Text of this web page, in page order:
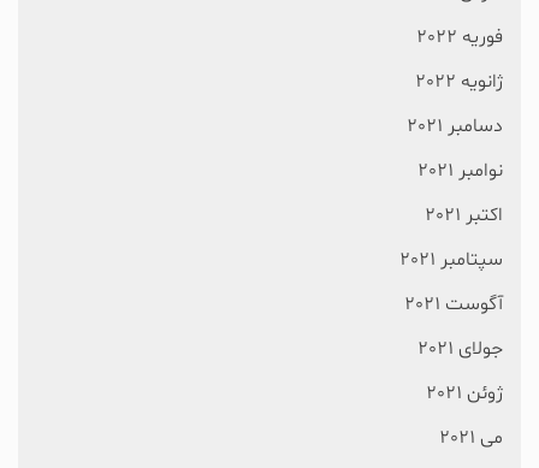
فوریه 2022
ژانویه 2022
دسامبر 2021
نوامبر 2021
اکتبر 2021
سپتامبر 2021
آگوست 2021
جولای 2021
ژوئن 2021
می 2021